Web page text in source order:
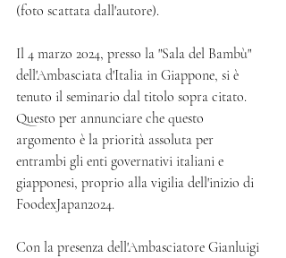
(foto scattata dall'autore).
Il 4 marzo 2024, presso la "Sala del Bambù"
dell'Ambasciata d'Italia in Giappone, si è
tenuto il seminario dal titolo sopra citato.
Questo per annunciare che questo
argomento è la priorità assoluta per
entrambi gli enti governativi italiani e
giapponesi, proprio alla vigilia dell'inizio di
FoodexJapan2024.
Con la presenza dell'Ambasciatore Gianluigi